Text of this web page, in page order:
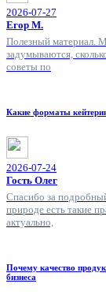
2026-07-27
Егор М.
Полезный материал.
задумываются,
советы по
Какие форматы
2026-07-24
Гость Олег
Спасибо за
природе есть такие
актуально,
Почему качество
бизнеса